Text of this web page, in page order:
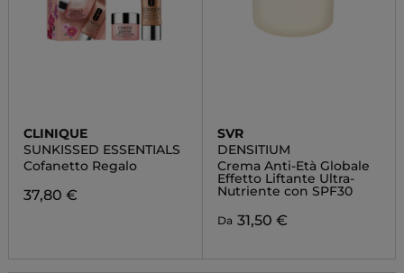
CLINIQUE
SUNKISSED ESSENTIALS
Cofanetto Regalo
37,80 €
SVR
DENSITIUM
Crema Anti-Età Globale
Effetto Liftante Ultra-
Nutriente con SPF30
Da 31,50 €